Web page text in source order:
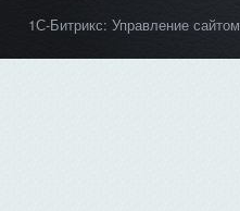
1С-Битрикс: Управление сайтом